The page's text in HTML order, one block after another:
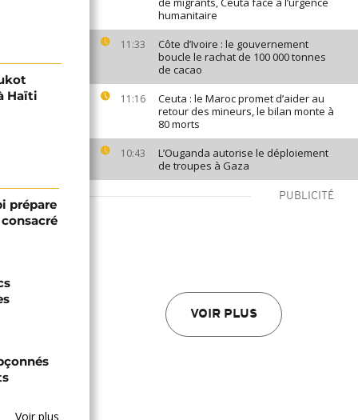
humanitaire
11:33
Côte d’Ivoire : le gouvernement
boucle le rachat de 100 000 tonnes
de cacao
11:16
Ceuta : le Maroc promet d’aider au
retour des mineurs, le bilan monte à
80 morts
10:43
L’Ouganda autorise le déploiement
de troupes à Gaza
PUBLICITÉ
VOIR PLUS
Haïti
prépare
Voir plus